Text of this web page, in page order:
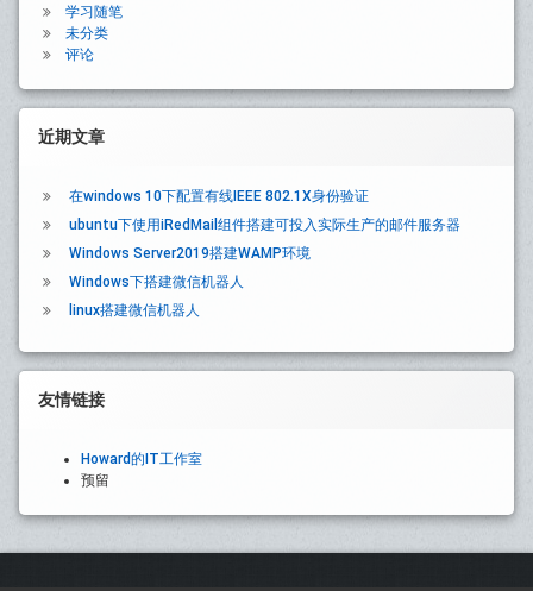
学习随笔
未分类
评论
近期文章
在windows 10下配置有线IEEE 802.1X身份验证
ubuntu下使用iRedMail组件搭建可投入实际生产的邮件服务器
Windows Server2019搭建WAMP环境
Windows下搭建微信机器人
linux搭建微信机器人
友情链接
Howard的IT工作室
预留